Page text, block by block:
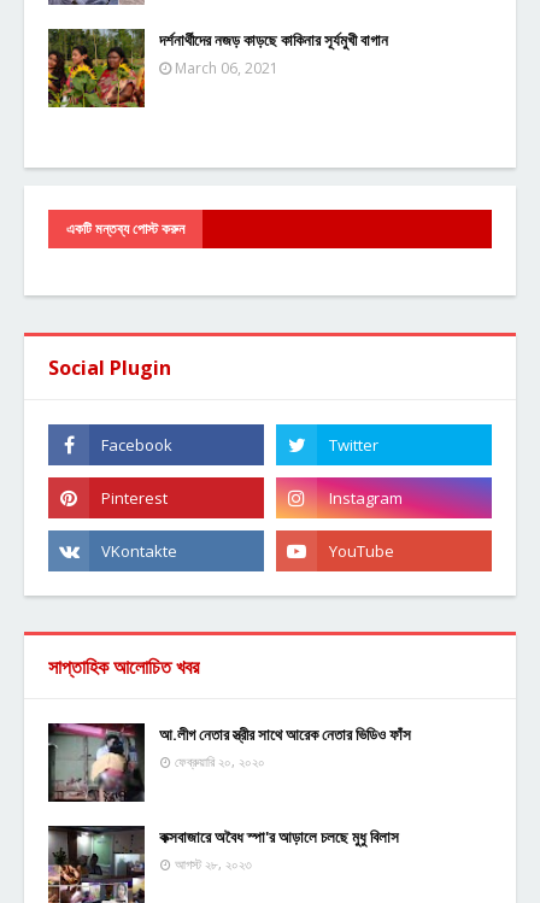
দর্শনার্থীদের নজড় কাড়ছে কাকিনার সূর্যমুখী বাগান
March 06, 2021
একটি মন্তব্য পোস্ট করুন
Social Plugin
সাপ্তাহিক আলোচিত খবর
আ.লীগ নেতার স্ত্রীর সাথে আরেক নেতার ভিডিও ফাঁস
ফেব্রুয়ারি ২০, ২০২০
কক্সবাজারে অবৈধ স্পা'র আড়ালে চলছে মুধু বিলাস
আগস্ট ২৮, ২০২৩